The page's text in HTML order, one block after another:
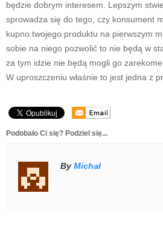
będzie dobrym interesem. Lepszym
sprowadza się do tego, czy konsument
kupno twojego produktu na pierwszym
sobie na niego pozwolić to nie będą w
za tym idzie nie będą mogli go
W uproszczeniu właśnie to jest jedna z
Podobało Ci się? Podziel się...
By Michał